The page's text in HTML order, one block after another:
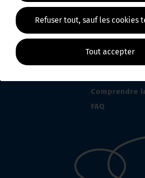
Comprendre
FAQ
Refuser tout, sauf les cookies
Tout accepter